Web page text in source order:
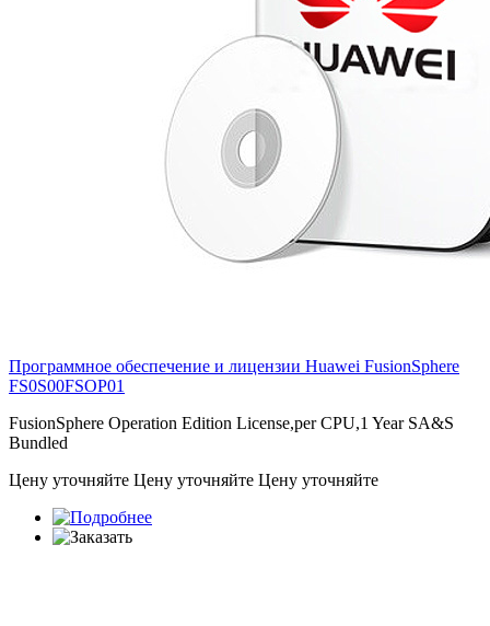
Программное обеспечение и лицензии Huawei FusionSphere
FS0S00FSOP01
FusionSphere Operation Edition License,per CPU,1 Year SA&S
Bundled
Цену уточняйте Цену уточняйте Цену уточняйте